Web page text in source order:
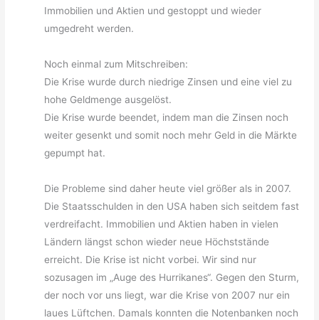
Immobilien und Aktien und gestoppt und wieder
umgedreht werden.
Noch einmal zum Mitschreiben:
Die Krise wurde durch niedrige Zinsen und eine viel zu
hohe Geldmenge ausgelöst.
Die Krise wurde beendet, indem man die Zinsen noch
weiter gesenkt und somit noch mehr Geld in die Märkte
gepumpt hat.
Die Probleme sind daher heute viel größer als in 2007.
Die Staatsschulden in den USA haben sich seitdem fast
verdreifacht. Immobilien und Aktien haben in vielen
Ländern längst schon wieder neue Höchststände
erreicht. Die Krise ist nicht vorbei. Wir sind nur
sozusagen im „Auge des Hurrikanes“. Gegen den Sturm,
der noch vor uns liegt, war die Krise von 2007 nur ein
laues Lüftchen. Damals konnten die Notenbanken noch